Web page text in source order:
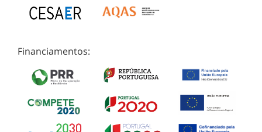
Financiamentos: